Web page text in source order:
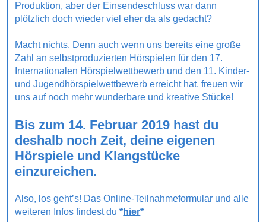
Produktion, aber der Einsendeschluss war dann
plötzlich doch wieder viel eher da als gedacht?
Macht nichts. Denn auch wenn uns bereits eine große
Zahl an selbstproduzierten Hörspielen für den 17.
Internationalen Hörspielwettbewerb und den 11. Kinder-
und Jugendhörspielwettbewerb erreicht hat, freuen wir
uns auf noch mehr wunderbare und kreative Stücke!
Bis zum 14. Februar 2019 hast du
deshalb noch Zeit, deine eigenen
Hörspiele und Klangstücke
einzureichen.
Also, los geht’s! Das Online-Teilnahmeformular und alle
weiteren Infos findest du*hier*